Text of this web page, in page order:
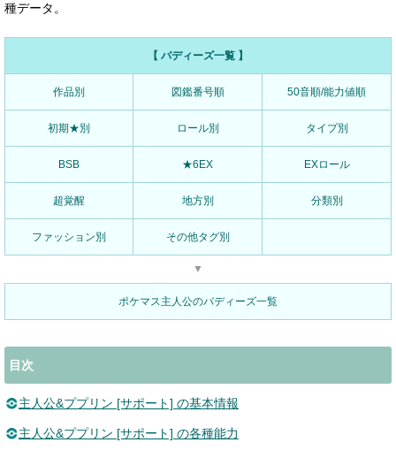
種データ。
【 バディーズ一覧 】
作品別 図鑑番号順 50音順/能力値順
初期★別 ロール別 タイプ別
BSB ★6EX EXロール
超覚醒 地方別 分類別
ファッション別 その他タグ別
▼
ポケマス主人公のバディーズ一覧
目次
主人公&ププリン [サポート] の基本情報
主人公&ププリン [サポート] の各種能力